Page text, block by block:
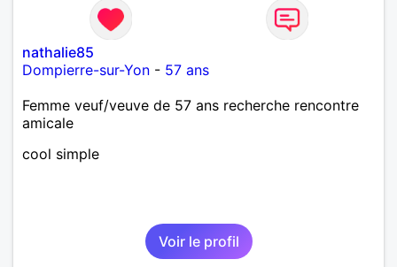
nathalie85
Dompierre-sur-Yon - 57 ans
Femme veuf/veuve de 57 ans recherche rencontre
amicale
cool simple
Voir le profil